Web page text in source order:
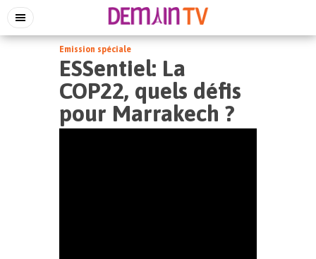
Emission spéciale
ESSentiel: La
COP22, quels défis
pour Marrakech ?